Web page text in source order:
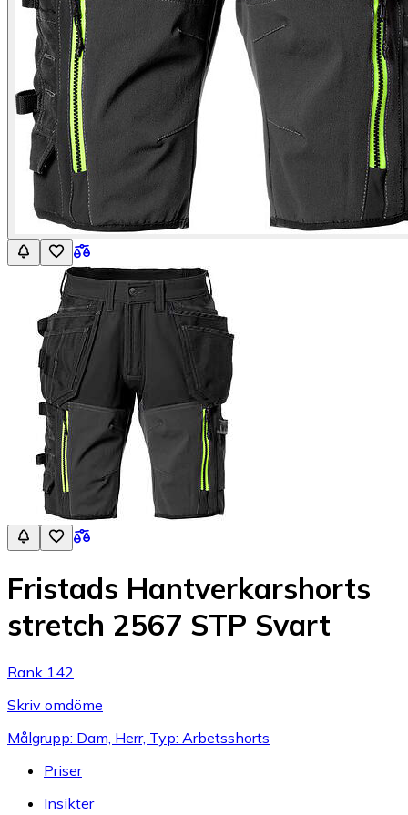
Fristads Hantverkarshorts
stretch 2567 STP Svart
Rank 142
Skriv omdöme
Målgrupp: Dam, Herr, Typ: Arbetsshorts
Priser
Insikter